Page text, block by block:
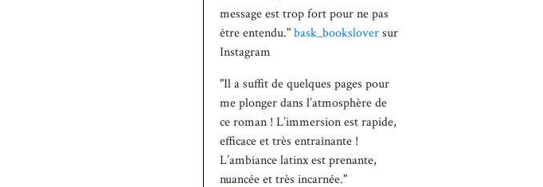
message est trop fort pour ne pas
être entendu."bask_booksloversur
Instagram
"Il a suffit de quelques pages pour
me plonger dans l’atmosphère de
ce roman ! L’immersion est rapide,
efficace et très entraînante !
L’ambiance latinx est prenante,
nuancée et très incarnée."